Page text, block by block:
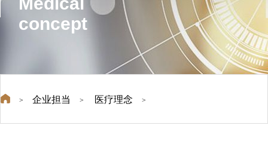
concept
> 企业担当 > 医疗理念 >